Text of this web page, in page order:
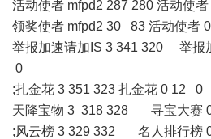
活动使者 mfpd2 287 280 活动使
领奖使者 mfpd2 30 83 活动使
举报加速请加IS 3 341 320 举报
0
;扎金花 3 351 323 扎金花 0
天降宝物 3 318 328 寻宝大赛
;风云榜 3 329 332 名人排行